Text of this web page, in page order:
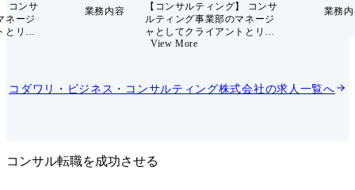
コンサ
ネージ
とリレ
ご経験
インさ
略の
業務内容
【コンサルティング】 コンサ
ルティング事業部のマネージ
ャとしてクライアントとリレ
ーションを築き、プロジェク
以下の範囲を主軸に、ご経験
ご意向に合わせてアサインさ
業立案などの戦略領域の構想
View More
業務
コダワリ・ビジネス・コンサルティング株式会社の求人一覧へ
コンサル転職を成功させる